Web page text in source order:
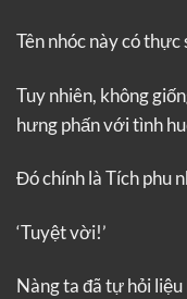
Tên nhóc này có
Tuy nhiên, không
hưng phấn với tình
Đó chính là Tích phu
‘Tuyệt vời!’
Nàng ta đã tự hỏi